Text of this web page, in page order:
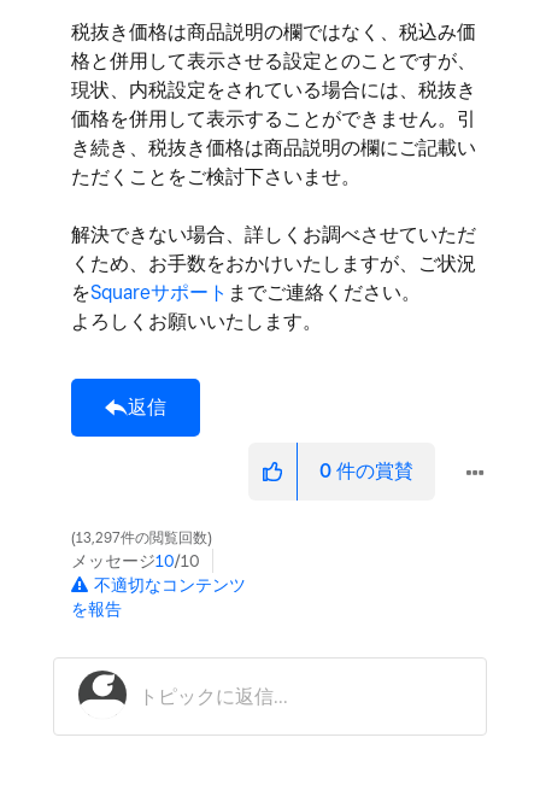
税抜き価格は商品説明の欄ではなく、税込み価
格と併用して表示させる設定とのことですが、
現状、内税設定をされている場合には、税抜き
価格を併用して表示することができません。引
き続き、税抜き価格は商品説明の欄にご記載い
ただくことをご検討下さいませ。
解決できない場合、詳しくお調べさせていただ
くため、お手数をおかけいたしますが、ご状況
をSquareサポート までご連絡ください。
よろしくお願いいたします。
返信
0 件の賞賛
13,297件の閲覧回数
メッセージ10/10
不適切なコンテンツ
を報告